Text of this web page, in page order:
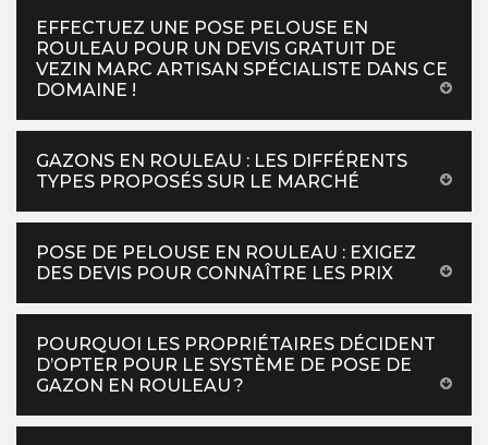
EFFECTUEZ UNE POSE PELOUSE EN
ROULEAU POUR UN DEVIS GRATUIT DE
VEZIN MARC ARTISAN SPÉCIALISTE DANS CE
DOMAINE !
GAZONS EN ROULEAU : LES DIFFÉRENTS
TYPES PROPOSÉS SUR LE MARCHÉ
POSE DE PELOUSE EN ROULEAU : EXIGEZ
DES DEVIS POUR CONNAÎTRE LES PRIX
POURQUOI LES PROPRIÉTAIRES DÉCIDENT
D’OPTER POUR LE SYSTÈME DE POSE DE
GAZON EN ROULEAU ?